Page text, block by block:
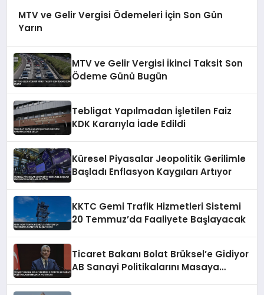
MTV ve Gelir Vergisi Ödemeleri İçin Son Gün
Yarın
MTV ve Gelir Vergisi İkinci Taksit Son
Ödeme Günü Bugün
Tebligat Yapılmadan İşletilen Faiz
KDK Kararıyla İade Edildi
Küresel Piyasalar Jeopolitik Gerilimle
Başladı Enflasyon Kaygıları Artıyor
KKTC Gemi Trafik Hizmetleri Sistemi
20 Temmuz’da Faaliyete Başlayacak
Ticaret Bakanı Bolat Brüksel’e Gidiyor
AB Sanayi Politikalarını Masaya